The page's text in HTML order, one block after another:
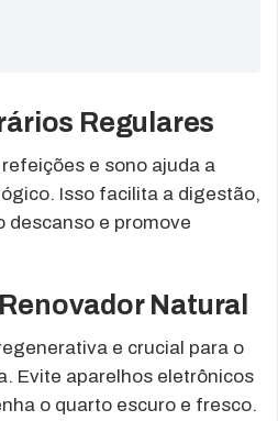
Regulares
e sono ajuda a
Isso facilita a digestão,
descanso e promove
Natural
e crucial para o
Evite aparelhos eletrônicos
o quarto escuro e fresco.